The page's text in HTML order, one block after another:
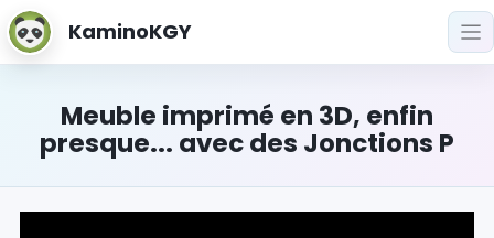
KaminoKGY
Meuble imprimé en 3D, enfin
presque... avec des Jonctions P